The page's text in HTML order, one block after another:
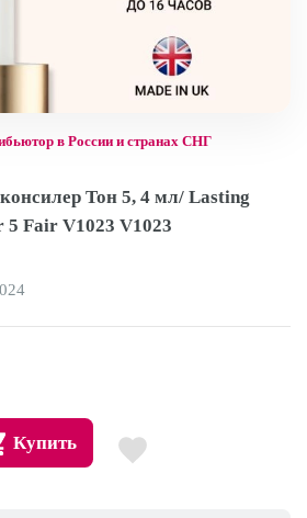
в России и странах СНГ
Тон 5, 4 мл/ Lasting
5 Fair V1023 V1023
Купить